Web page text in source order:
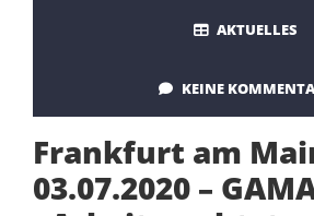
AKTUELLES
KEINE
Frankfurt am
03.07.2020 –